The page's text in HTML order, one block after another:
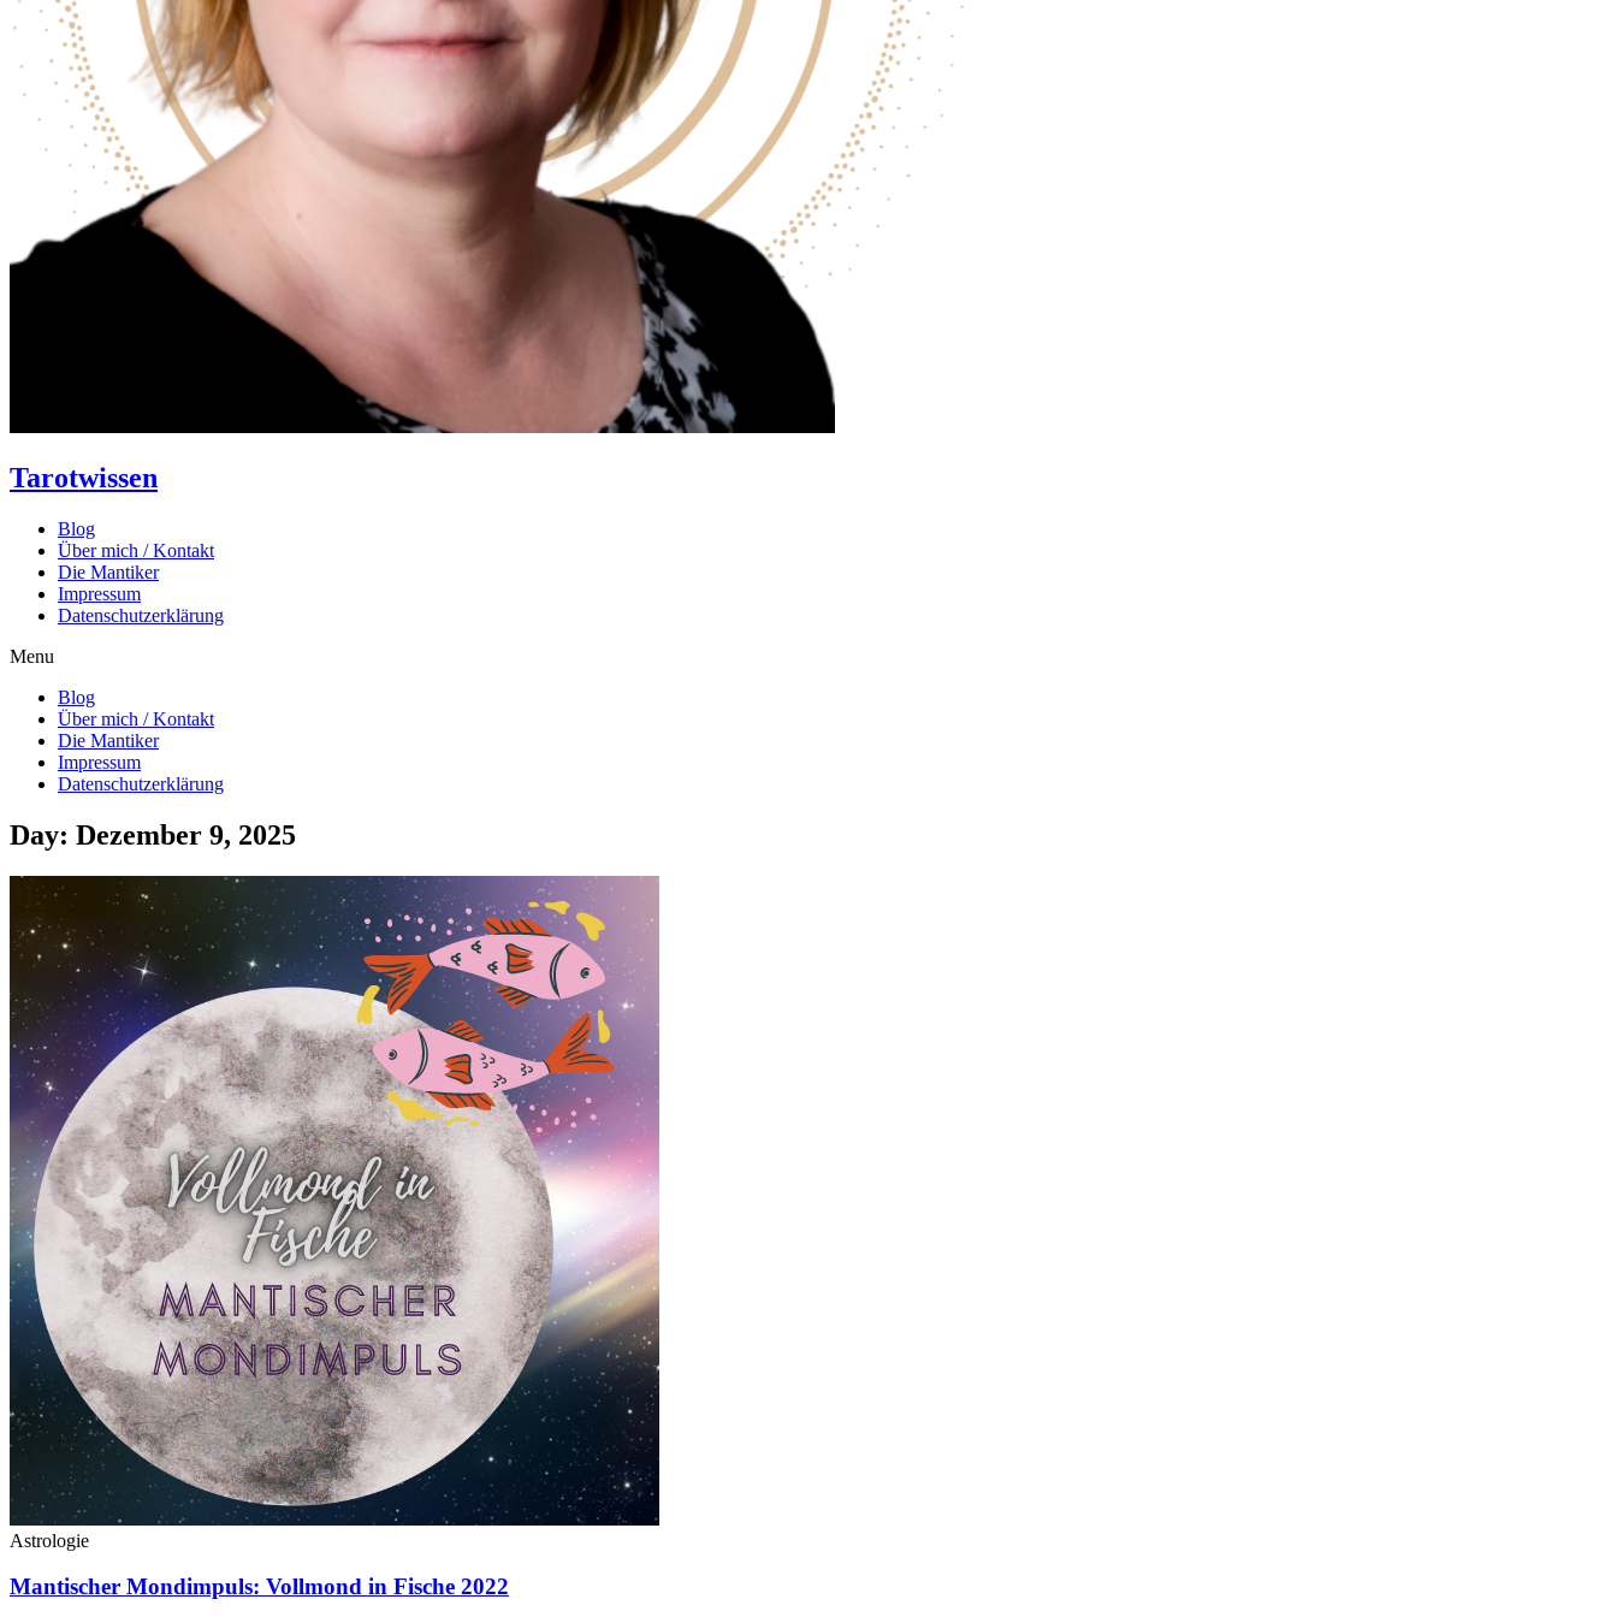
Tarotwissen
Blog
Über mich / Kontakt
Die Mantiker
Impressum
Datenschutzerklärung
Menu
Blog
Über mich / Kontakt
Die Mantiker
Impressum
Datenschutzerklärung
Day: Dezember 9, 2025
Astrologie
Mantischer Mondimpuls: Vollmond in Fische 2022